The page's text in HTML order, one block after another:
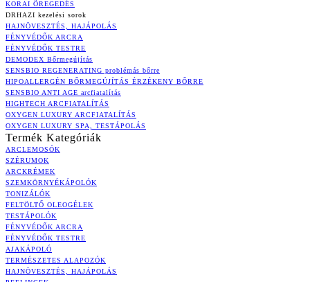
KORAI ÖREGEDÉS
DRHAZI kezelési sorok
HAJNÖVESZTÉS, HAJÁPOLÁS
FÉNYVÉDŐK ARCRA
FÉNYVÉDŐK TESTRE
DEMODEX Bőrmegújítás
SENSBIO REGENERATING problémás bőrre
HIPOALLERGÉN BŐRMEGÚJÍTÁS ÉRZÉKENY BŐRRE
SENSBIO ANTI AGE arcfiatalítás
HIGHTECH ARCFIATALÍTÁS
OXYGEN LUXURY ARCFIATALÍTÁS
OXYGEN LUXURY SPA, TESTÁPOLÁS
Termék Kategóriák
ARCLEMOSÓK
SZÉRUMOK
ARCKRÉMEK
SZEMKÖRNYÉKÁPOLÓK
TONIZÁLÓK
FELTÖLTŐ OLEOGÉLEK
TESTÁPOLÓK
FÉNYVÉDŐK ARCRA
FÉNYVÉDŐK TESTRE
AJAKÁPOLÓ
TERMÉSZETES ALAPOZÓK
HAJNÖVESZTÉS, HAJÁPOLÁS